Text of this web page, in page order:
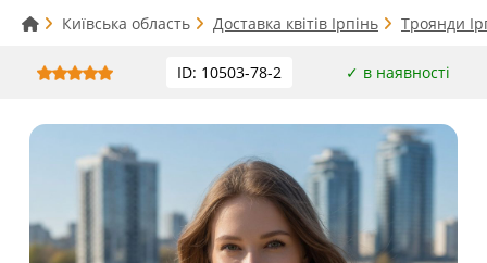
Київська область Доставка квітів Ірпінь Троянди
ID: 10503-78-2 ✓ в наявності